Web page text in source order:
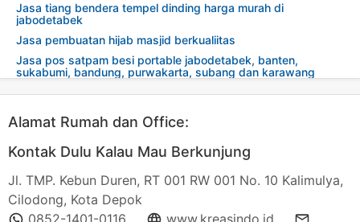
Jasa tiang bendera tempel dinding harga murah di
jabodetabek
Jasa pembuatan hijab masjid berkualiitas
Jasa pos satpam besi portable jabodetabek, banten,
sukabumi, bandung, purwakarta, subang dan karawang
Alamat Rumah dan Office:
Kontak Dulu Kalau Mau Berkunjung
Jl. TMP. Kebun Duren, RT 001 RW 001 No. 10 Kalimulya,
Cilodong, Kota Depok
0852-1401-0116
www.kreasindo.id